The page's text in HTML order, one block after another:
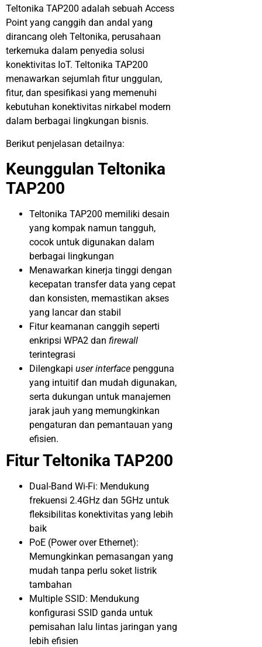
Teltonika TAP200 adalah sebuah Access
Point yang canggih dan andal yang
dirancang oleh Teltonika, perusahaan
terkemuka dalam penyedia solusi
konektivitas IoT. Teltonika TAP200
menawarkan sejumlah fitur unggulan,
fitur, dan spesifikasi yang memenuhi
kebutuhan konektivitas nirkabel modern
dalam berbagai lingkungan bisnis.
Berikut penjelasan detailnya:
Keunggulan Teltonika
TAP200
Teltonika TAP200 memiliki desain
yang kompak namun tangguh,
cocok untuk digunakan dalam
berbagai lingkungan
Menawarkan kinerja tinggi dengan
kecepatan transfer data yang cepat
dan konsisten, memastikan akses
yang lancar dan stabil
Fitur keamanan canggih seperti
enkripsi WPA2 dan firewall
terintegrasi
Dilengkapi user interface pengguna
yang intuitif dan mudah digunakan,
serta dukungan untuk manajemen
jarak jauh yang memungkinkan
pengaturan dan pemantauan yang
efisien.
Fitur Teltonika TAP200
Dual-Band Wi-Fi: Mendukung
frekuensi 2.4GHz dan 5GHz untuk
fleksibilitas konektivitas yang lebih
baik
PoE (Power over Ethernet):
Memungkinkan pemasangan yang
mudah tanpa perlu soket listrik
tambahan
Multiple SSID: Mendukung
konfigurasi SSID ganda untuk
pemisahan lalu lintas jaringan yang
lebih efisien